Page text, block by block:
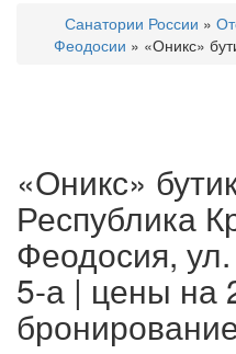
Санатории России »
Феодосии » «Оникс»
«Оникс»
Республика
Феодосия,
5-а | цены на